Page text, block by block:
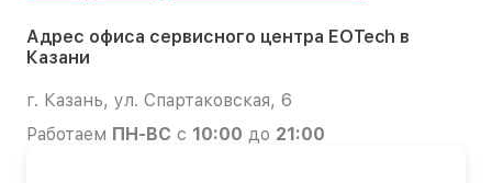
Адрес офиса сервисного центра EOTech в
Казани
г. Казань, ул. Спартаковская, 6
Работаем ПН-ВС с 10:00 до 21:00